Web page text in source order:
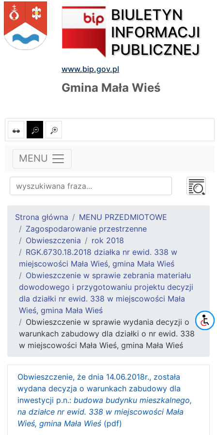
BIULETYN
INFORMACJI
PUBLICZNEJ
www.bip.gov.pl
Gmina Mała Wieś
MENU
Strona główna
MENU PRZEDMIOTOWE
Zagospodarowanie przestrzenne
Obwieszczenia
rok 2018
RGK.6730.18.2018 działka nr ewid. 338 w
miejscowości Mała Wieś, gmina Mała Wieś
Obwieszczenie w sprawie zebrania materiału
dowodowego i przygotowaniu projektu decyzji
dla działki nr ewid. 338 w miejscowości Mała
Wieś, gmina Mała Wieś
Obwieszczenie w sprawie wydania decyzji o
warunkach zabudowy dla działki o nr ewid. 338
w miejscowości Mała Wieś, gmina Mała Wieś
Obwieszczenie, że dnia 14.06.2018r., została
wydana decyzja o warunkach zabudowy dla
inwestycji p.n.: budowa budynku mieszkalnego,
na działce nr ewid. 338 w miejscowości Mała
Wieś, gmina Mała Wieś (pdf)